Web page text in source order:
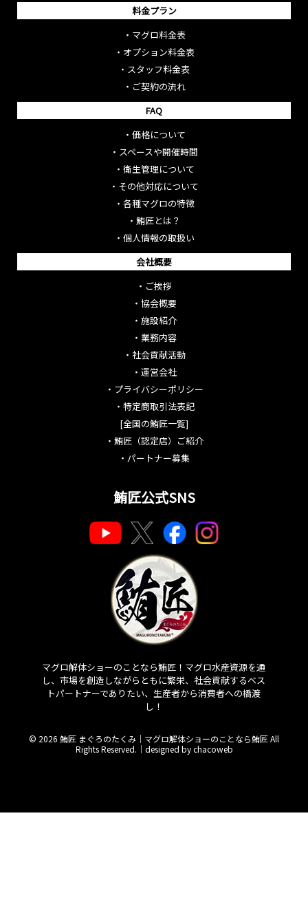
料金プラン
・ マグロ料金表
・ オプション料金表
・ スタッフ料金表
・ ご契約の流れ
FAQ
・ 価格について
・ スペースや開催時間
・ 衛生管理について
・ その他対応について
・ 各種マグロの特徴
・ 鮪匠とは？
・ 個人情報の取扱い
会社概要
・ ご挨拶
・ 協会概要
・ 施設紹介
・ 業務内容
・ 社会貢献活動
・ 運営会社
・ プライバシーポリシー
・ 特定商取引法表記
[全国の鮪匠一覧]
・ 鮪匠（認定店）ご紹介
・ パートナー募集
鮪匠公式SNS
マグロ解体ショーのことなら鮪匠！マグロ水産資源を通
し、市場を創造しながらともに繁栄、社会貢献するベス
トパートナーでありたい、生産者から消費者への橋渡
し！
© 2026 鮪匠 まぐろのたくみ｜マグロ解体ショーのことなら鮪匠 All
Rights Reserved.｜ designed by chacoweb